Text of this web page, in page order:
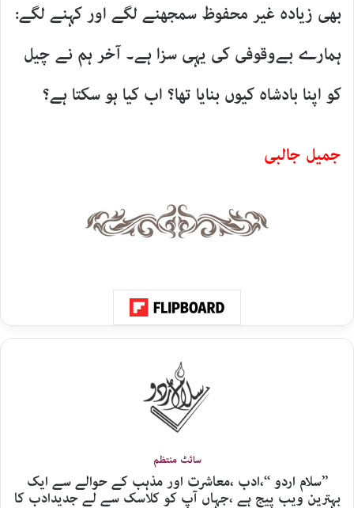
بھی زیادہ غیر محفوظ سمجھنے لگے اور کہنے لگے:
ہمارے بےوقوفی کی یہی سزا ہے۔ آخر ہم نے چیل
کو اپنا بادشاہ کیوں بنایا تھا؟ اب کیا ہو سکتا ہے؟
جمیل جالبی
سائٹ منتظم
’’سلام اردو ‘‘،ادب ،معاشرت اور مذہب کے حوالے سے ایک
بہترین ویب پیج ہے ،جہاں آپ کو کلاسک سے لے جدیدادب کا